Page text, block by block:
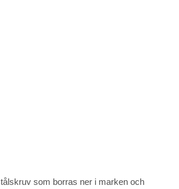
som borras ner i marken och